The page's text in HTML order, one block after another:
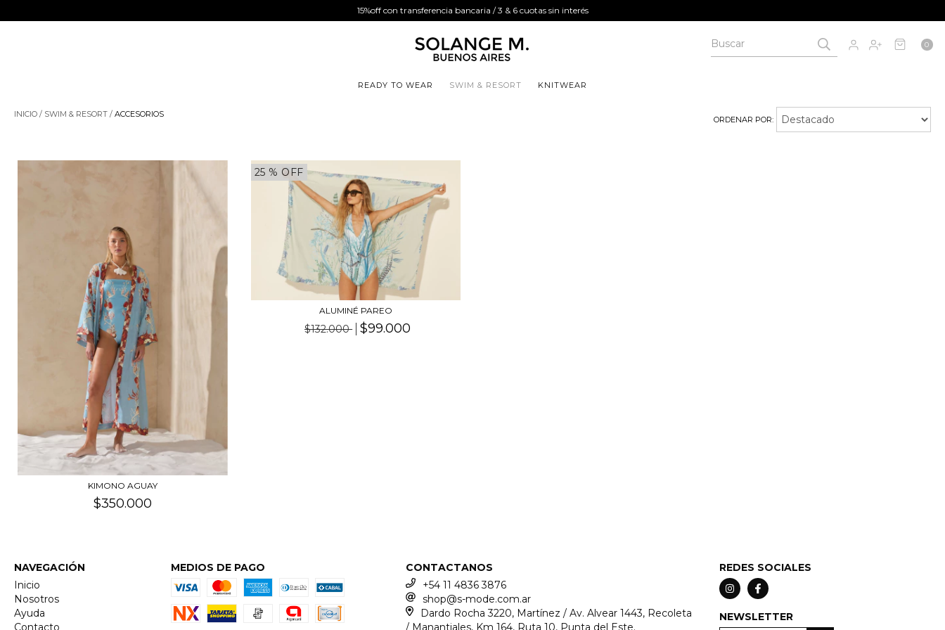
15%off con transferencia bancaria / 3 & 6 cuotas sin interés
0
READY TO WEAR SWIM & RESORT KNITWEAR
INICIO / SWIM & RESORT / ACCESORIOS
ORDENAR POR:
KIMONO AGUAY
$350.000
25 % OFF
ALUMINÉ PAREO
$132.000 $99.000
NAVEGACIÓN
Inicio
Nosotros
Ayuda
Contacto
MEDIOS DE PAGO
CONTACTANOS
+54 11 4836 3876
shop@s-mode.com.ar
Dardo Rocha 3220, Martínez / Av. Alvear 1443, Recoleta
/ Manantiales, Km 164, Ruta 10, Punta del Este.
REDES SOCIALES
NEWSLETTER